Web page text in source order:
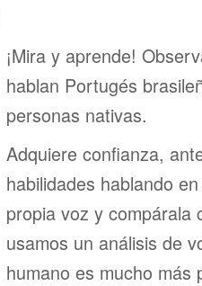
¡Mira y aprende!
hablan Portugés
personas nativas.
Adquiere confianza,
habilidades hablando
propia voz y compárala
usamos un análisis de
humano es mucho más